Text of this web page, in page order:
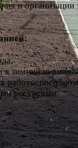
и
в зимний период,
ресурсами.